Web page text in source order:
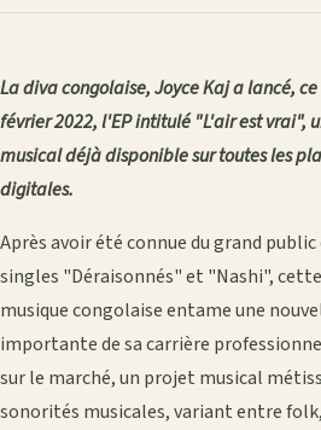
La diva congolaise, Joyce Kaj a lancé,
février 2022, l'EP intitulé "L'air est vrai",
musical déjà disponible sur toutes les
digitales.
Après avoir été connue du grand public
singles "Déraisonnés" et "Nashi",
musique congolaise entame une
importante de sa carrière
sur le marché, un projet musical
sonorités musicales, variant entre